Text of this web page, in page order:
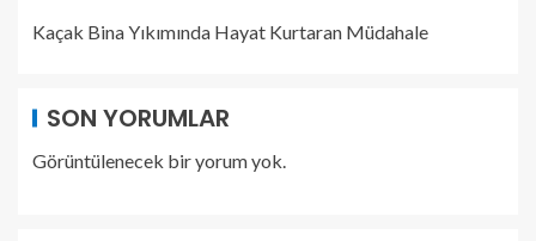
Kaçak Bina Yıkımında Hayat Kurtaran Müdahale
SON YORUMLAR
Görüntülenecek bir yorum yok.